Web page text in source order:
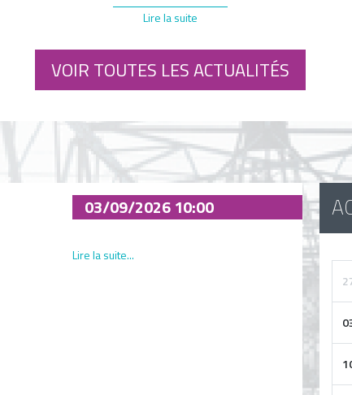
Lire la suite
VOIR TOUTES LES ACTUALITÉS
03/09/2026 10:00
Lire la suite...